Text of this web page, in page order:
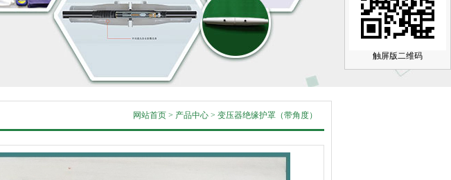
触屏版二维码
网站首页 > 产品中心 > 变压器绝缘护罩（带角度）